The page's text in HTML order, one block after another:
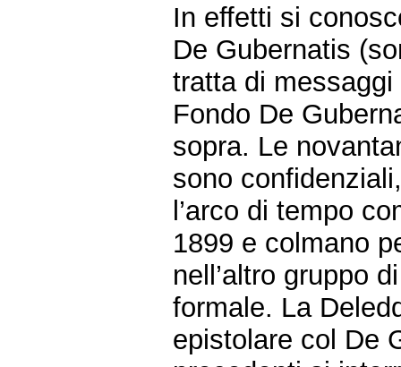
In effetti si
De Gubernatis
tratta di
Fondo De
sopra. Le
sono
l’arco di tempo
1899 e colmano
nell’altro gruppo
formale. La
epistolare col De